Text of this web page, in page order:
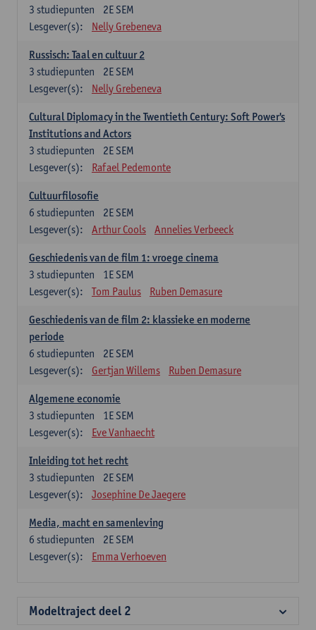
2E SEM
3 studiepunten
Lesgever(s):
Nelly Grebeneva
Russisch: Taal en cultuur 2
2E SEM
3 studiepunten
Lesgever(s):
Nelly Grebeneva
Cultural Diplomacy in the Twentieth Century: Soft Power's
Institutions and Actors
2E SEM
3 studiepunten
Lesgever(s):
Rafael Pedemonte
Cultuurfilosofie
2E SEM
6 studiepunten
Lesgever(s):
Arthur Cools Annelies Verbeeck
Geschiedenis van de film 1: vroege cinema
1E SEM
3 studiepunten
Lesgever(s):
Tom Paulus Ruben Demasure
Geschiedenis van de film 2: klassieke en moderne
periode
2E SEM
6 studiepunten
Lesgever(s):
Gertjan Willems Ruben Demasure
Algemene economie
1E SEM
3 studiepunten
Lesgever(s):
Eve Vanhaecht
Inleiding tot het recht
2E SEM
3 studiepunten
Lesgever(s):
Josephine De Jaegere
Media, macht en samenleving
2E SEM
6 studiepunten
Lesgever(s):
Emma Verhoeven
Modeltraject deel 2